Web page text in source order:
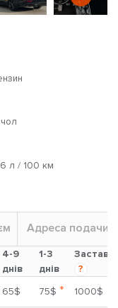
л / 100 км
Адреса подачи
4-9
днів
1-3
днів
Застава
?
65$ 75$ *
1000$